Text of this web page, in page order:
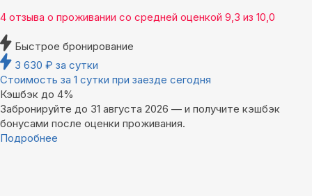
4 отзыва о проживании со средней оценкой 9,3 из 10,0
Быстрое бронирование
3 630 ₽ за сутки
Стоимость за 1 сутки при заезде сегодня
Кэшбэк до 4%
Забронируйте до 31 августа 2026 — и получите кэшбэк
бонусами после оценки проживания.
Подробнее